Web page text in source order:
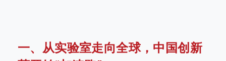
一、从实验室走向全球，中国创新